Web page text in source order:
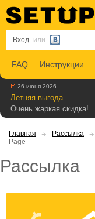
Вход или
FAQ Инструкции
26 июня 2026
Летняя выгода
Очень жаркая скидка!
Главная Рассылка
Page
Рассылка